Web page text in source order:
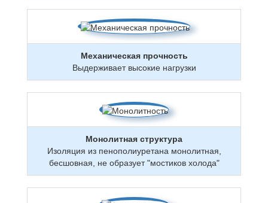
Механическая прочность
Выдерживает высокие нагрузки
Монолитная структура
Изоляция из пенополиуретана монолитная,
бесшовная, не образует "мостиков холода"